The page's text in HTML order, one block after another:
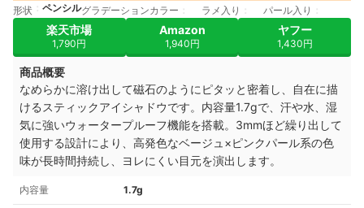
形状 ペンシルグラデーションカラー ラメ入り パール入り
楽天市場
1,790円
Amazon
1,940円
ヤフー
1,430円
商品概要
なめらかに溶け出して磁石のようにピタッと密着し、自在に描
けるスティックアイシャドウです。内容量1.7gで、汗や水、湿
気に強いウォータープルーフ機能を搭載。3mmほど繰り出して
使用する設計により、高発色なベージュ×ピンクパール系の色
味が長時間持続し、ヨレにくい目元を演出します。
内容量 1.7g